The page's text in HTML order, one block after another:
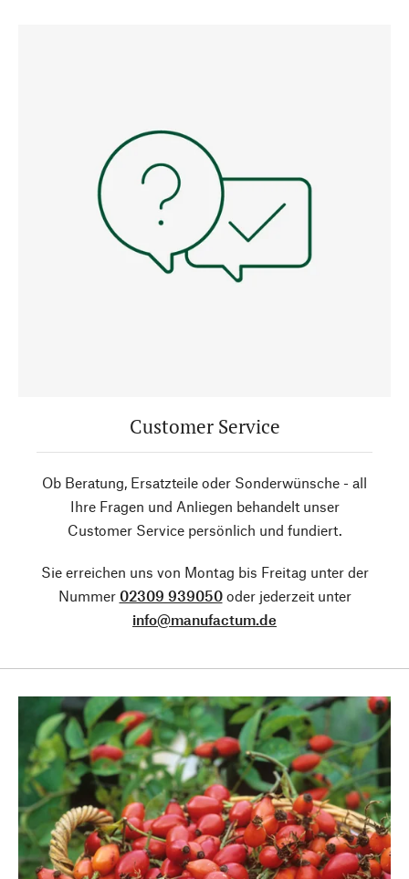
Customer Service
Ob Beratung, Ersatzteile oder Sonderwünsche - all
Ihre Fragen und Anliegen behandelt unser
Customer Service persönlich und fundiert.
Sie erreichen uns von Montag bis Freitag unter der
Nummer 02309 939050oder jederzeit unter
info@manufactum.de